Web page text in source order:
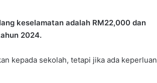
keselamatan adalah RM22,000 dan
2024.
kepada sekolah, tetapi jika ada keperluan